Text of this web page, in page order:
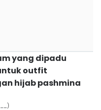
yang dipadu
outfit
hijab pashmina